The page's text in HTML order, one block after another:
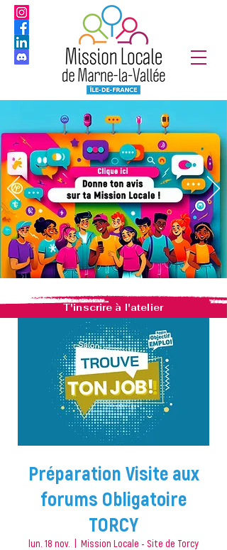
T'inscrire à l'atelier
Préparation Visite aux
forums Obligatoire
TORCY
lun. 18 nov. Mission Locale - Site de Torcy